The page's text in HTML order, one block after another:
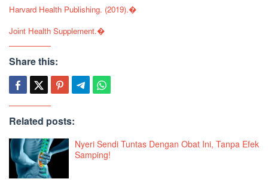
Harvard Health Publishing. (2019).�
Joint Health Supplement.�
Share this:
Related posts:
Nyeri Sendi Tuntas Dengan Obat Ini, Tanpa Efek
Samping!